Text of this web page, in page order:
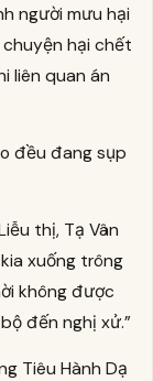
người mưu hại
hại chết
liên quan án
đều đang sụp
thị, Tạ Vân
xuống trông
không được
đến nghị xử.”
Tiêu Hành Dạ